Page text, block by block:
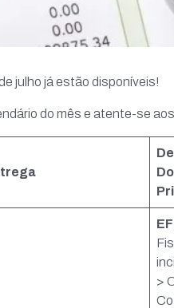
julho já estão disponíveis!
do mês e atente-se
>